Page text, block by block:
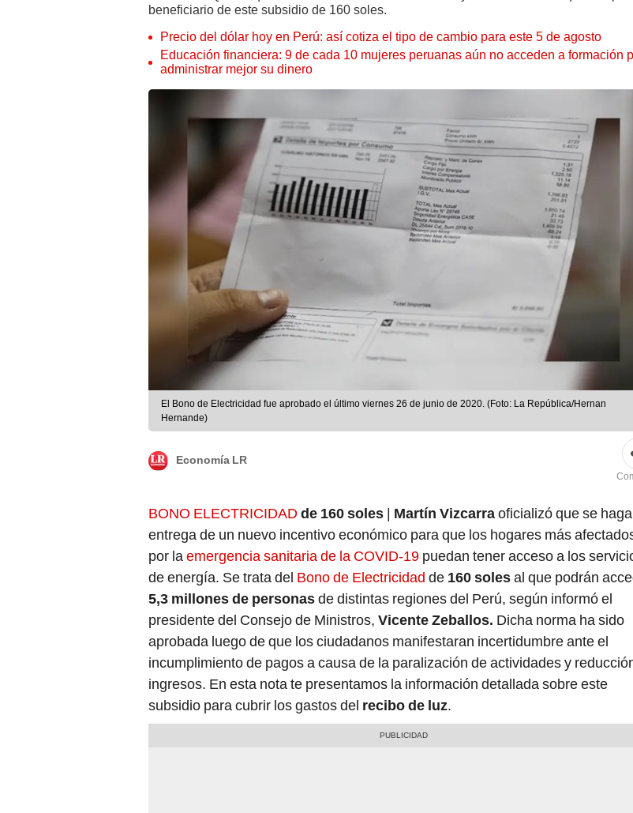
Precio del dólar hoy en Perú: así cotiza el tipo de cambio para este 5 de agosto
Educación financiera: 9 de cada 10 mujeres peruanas aún no acceden a formación
administrar mejor su dinero
El Bono de Electricidad fue aprobado el último viernes 26 de junio de 2020. (Foto: La República/Hernan
Hernande)
entrega de un nuevo incentivo económico para que los hogares más afectados
por laemergencia sanitaria de la COVID-19puedan tener acceso a los
de energía. Se trata delBono de Electricidadde160 solesal que podrán
5,3 millones de personasde distintas regiones del Perú, según informó el
presidente del Consejo de Ministros,Vicente Zeballos.Dicha norma ha sido
aprobada luego de que los ciudadanos manifestaran incertidumbre ante el
incumplimiento de pagos a causa de la paralización de actividades y reducción
ingresos. En esta nota te presentamos la información detallada sobre este
subsidio para cubrir los gastos delrecibo de luz.